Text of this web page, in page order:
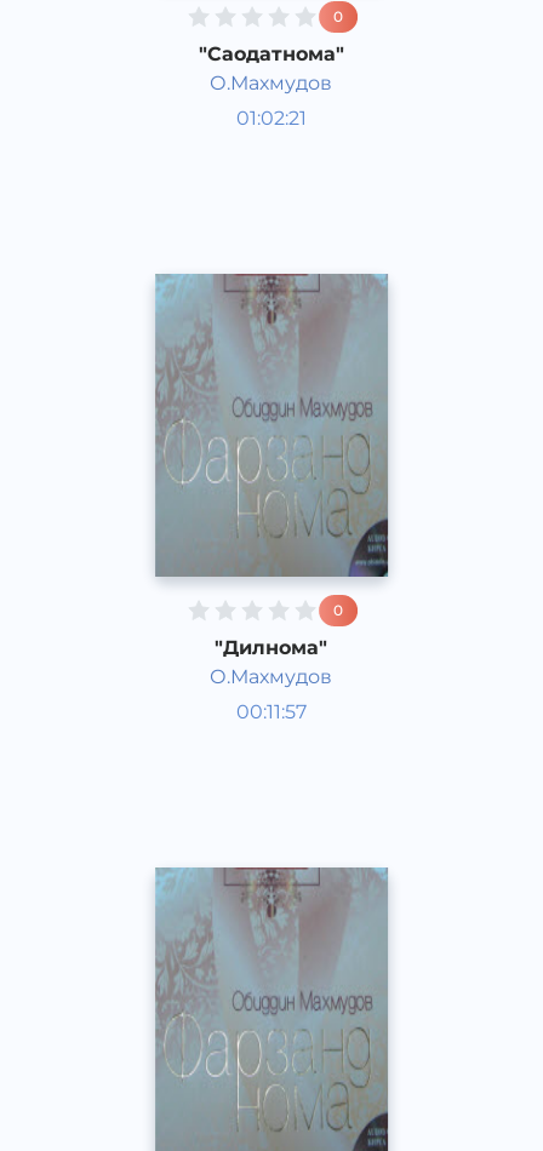
0
"Саодатнома"
О.Махмудов
01:02:21
Пособия для детей
0
"Дилнома"
О.Махмудов
00:11:57
Пособия для детей